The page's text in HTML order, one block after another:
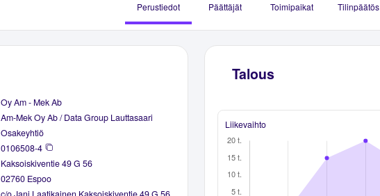
Perustiedot Päättäjät Toimipaikat Tilinpäätös
Oy Am - Mek Ab
Am-Mek Oy Ab / Data Group Lauttasaari
Osakeyhtiö
0106508-4
Kaksoiskiventie 49 G 56
02760 Espoo
Talous
Liikevaihto